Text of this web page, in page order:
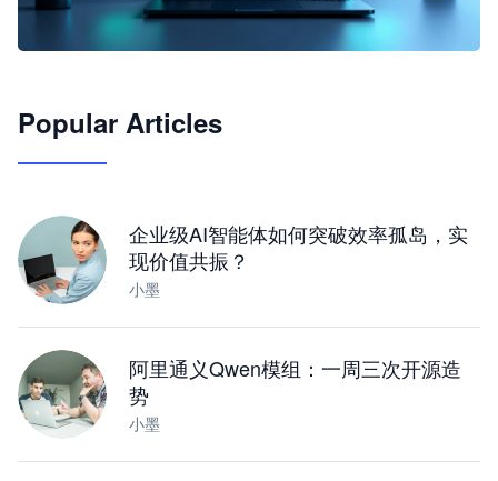
JimoClaw 桌面 AI Agent 工作台
Popular Articles
企业级AI智能体如何突破效率孤岛，实
现价值共振？
小墨
阿里通义Qwen模组：一周三次开源造
势
小墨